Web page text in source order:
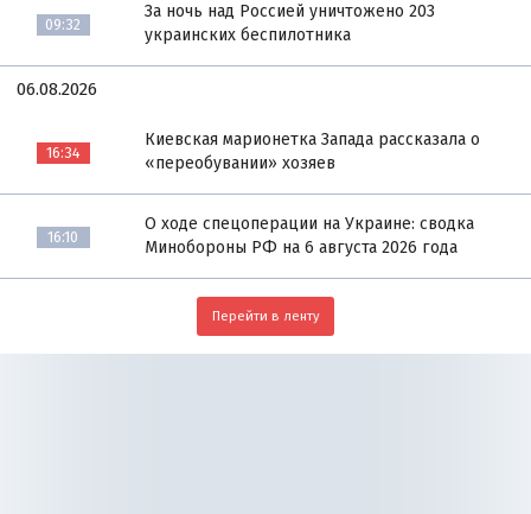
09:32
За ночь над Россией уничтожено 203
украинских беспилотника
06.08.2026
16:34
Киевская марионетка Запада рассказала о
«переобувании» хозяев
16:10
О ходе спецоперации на Украине: сводка
Минобороны РФ на 6 августа 2026 года
Перейти в ленту